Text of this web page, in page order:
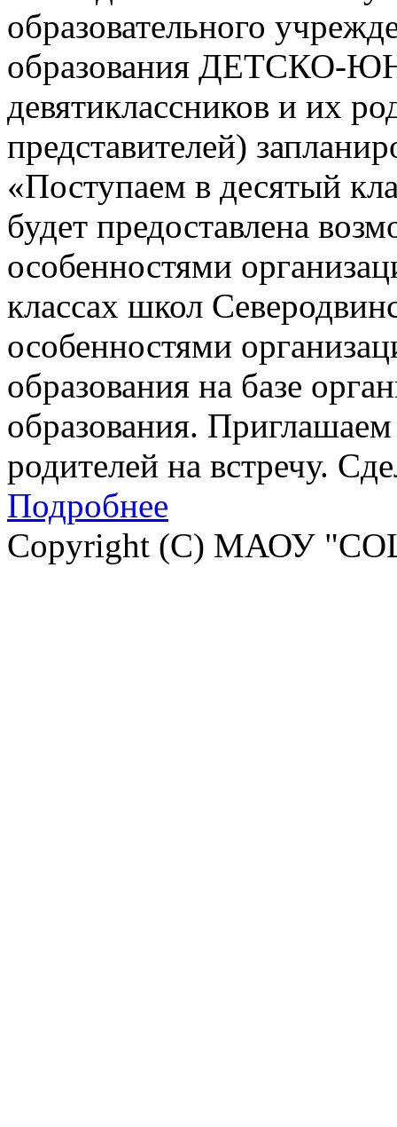
образовательного
образования
девятиклассников и их
представителей)
«Поступаем в десятый
будет предоставлена
особенностями
классах школ
особенностями
образования на базе
образования.
родителей на встречу.
Подробнее
Copyright (C) МАОУ